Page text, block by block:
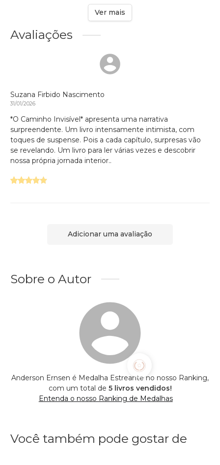
Ver mais
Avaliações
Suzana Firbido Nascimento
31/01/2026
*O Caminho Invisível* apresenta uma narrativa
surpreendente. Um livro intensamente intimista, com
toques de suspense. Pois a cada capítulo, surpresas vão
se revelando. Um livro para ler várias vezes e descobrir
nossa própria jornada interior..
Adicionar uma avaliação
Sobre o Autor
Anderson Ernsen é Medalha Estreante no nosso Ranking,
com um total de 5 livros vendidos!
Entenda o nosso Ranking de Medalhas
Você também pode gostar de